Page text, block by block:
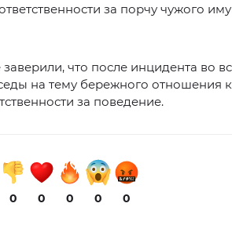
за порчу чужого
что после инцидента во
на тему бережного отношения к
за поведение.
0 0 0 0 0